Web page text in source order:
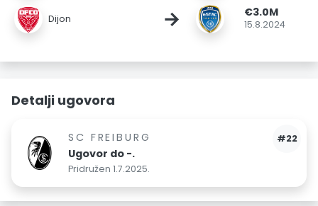
Dijon → €3.0M
15.8.2024
Detalji ugovora
#22
SC FREIBURG
Ugovor do -.
Pridružen 1.7.2025.